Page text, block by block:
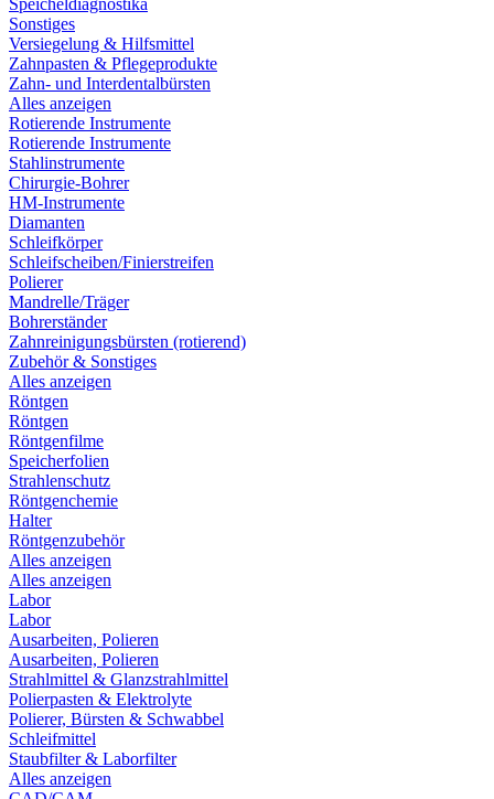
Speicheldiagnostika
Sonstiges
Versiegelung & Hilfsmittel
Zahnpasten & Pflegeprodukte
Zahn- und Interdentalbürsten
Alles anzeigen
Rotierende Instrumente
Rotierende Instrumente
Stahlinstrumente
Chirurgie-Bohrer
HM-Instrumente
Diamanten
Schleifkörper
Schleifscheiben/Finierstreifen
Polierer
Mandrelle/Träger
Bohrerständer
Zahnreinigungsbürsten (rotierend)
Zubehör & Sonstiges
Alles anzeigen
Röntgen
Röntgen
Röntgenfilme
Speicherfolien
Strahlenschutz
Röntgenchemie
Halter
Röntgenzubehör
Alles anzeigen
Alles anzeigen
Labor
Labor
Ausarbeiten, Polieren
Ausarbeiten, Polieren
Strahlmittel & Glanzstrahlmittel
Polierpasten & Elektrolyte
Polierer, Bürsten & Schwabbel
Schleifmittel
Staubfilter & Laborfilter
Alles anzeigen